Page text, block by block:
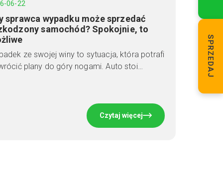
06-22
sprawca wypadku może sprzedać
samochód? Spokojnie, to
ze swojej winy to sytuacja, która potrafi
plany do góry nogami. Auto stoi…
Czytaj więcej
SPRZEDAJ